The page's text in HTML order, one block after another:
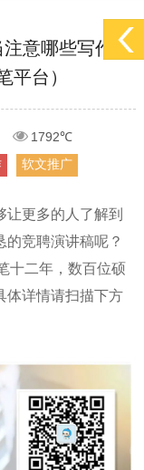
更多 >
意哪些写作技
平台）
1792℃
软文推广
更多的人了解到
的竞聘演讲稿呢？
十二年，数百位硕
体详情请扫描下方